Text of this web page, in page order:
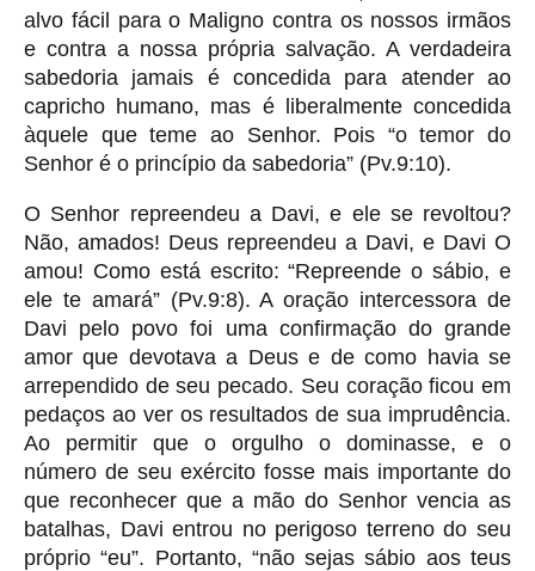
alvo fácil para o Maligno contra os nossos irmãos
e contra a nossa própria salvação. A verdadeira
sabedoria jamais é concedida para atender ao
capricho humano, mas é liberalmente concedida
àquele que teme ao Senhor. Pois “o temor do
Senhor é o princípio da sabedoria” (Pv.9:10).
O Senhor repreendeu a Davi, e ele se revoltou?
Não, amados! Deus repreendeu a Davi, e Davi O
amou! Como está escrito: “Repreende o sábio, e
ele te amará” (Pv.9:8). A oração intercessora de
Davi pelo povo foi uma confirmação do grande
amor que devotava a Deus e de como havia se
arrependido de seu pecado. Seu coração ficou em
pedaços ao ver os resultados de sua imprudência.
Ao permitir que o orgulho o dominasse, e o
número de seu exército fosse mais importante do
que reconhecer que a mão do Senhor vencia as
batalhas, Davi entrou no perigoso terreno do seu
próprio “eu”. Portanto, “não sejas sábio aos teus